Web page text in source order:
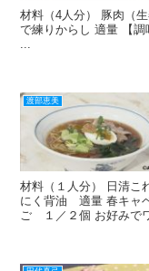
材料（4人分） 豚肉（
で練りからし 適量 【
...
渡部恵美
材料（１人分） 日清
にく背油 適量 春キャ
ご １／２個 お好みで